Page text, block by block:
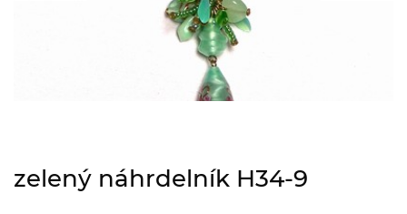
zelený náhrdelník H34-9